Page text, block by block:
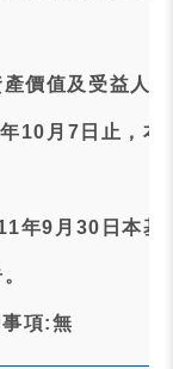
產價值及受益人
10月7日止，本
年9月30日本
項:無